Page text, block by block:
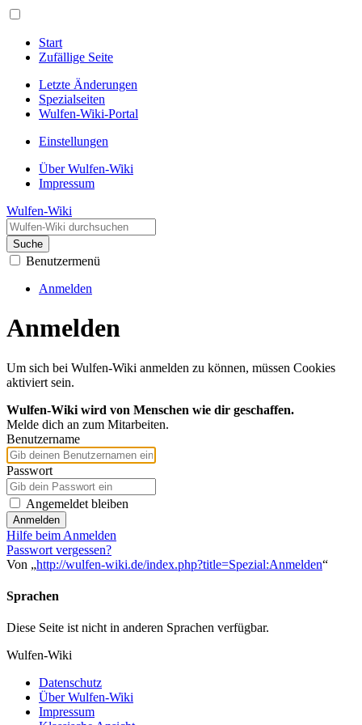
Start
Zufällige Seite
Letzte Änderungen
Spezialseiten
Wulfen-Wiki-Portal
Einstellungen
Über Wulfen-Wiki
Impressum
Wulfen-Wiki
Suche
Benutzermenü
Anmelden
Anmelden
Um sich bei Wulfen-Wiki anmelden zu können, müssen Cookies
aktiviert sein.
Wulfen-Wiki wird von Menschen wie dir geschaffen.
Melde dich an zum Mitarbeiten.
Benutzername
Passwort
Angemeldet bleiben
Anmelden
Hilfe beim Anmelden
Passwort vergessen?
Von „http://wulfen-wiki.de/index.php?title=Spezial:Anmelden“
Sprachen
Diese Seite ist nicht in anderen Sprachen verfügbar.
Wulfen-Wiki
Datenschutz
Über Wulfen-Wiki
Impressum